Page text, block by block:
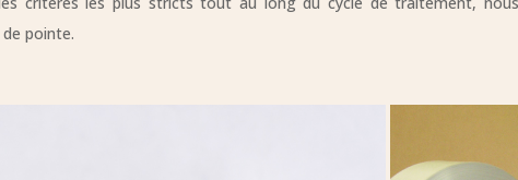
pointe.